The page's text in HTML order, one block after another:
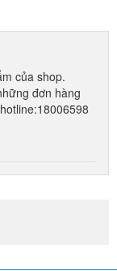
của shop.
đơn hàng